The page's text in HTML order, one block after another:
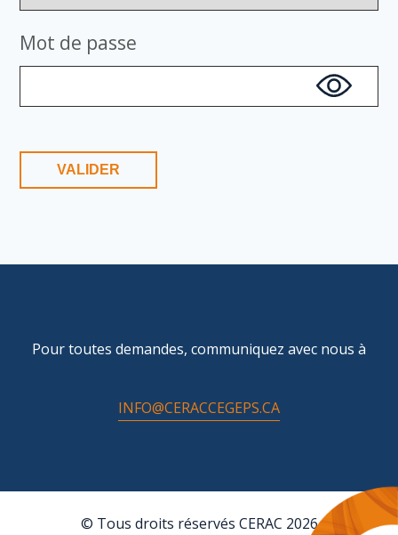
Mot de passe
Pour toutes demandes, communiquez avec nous à
INFO@CERACCEGEPS.CA
© Tous droits réservés CERAC 2026